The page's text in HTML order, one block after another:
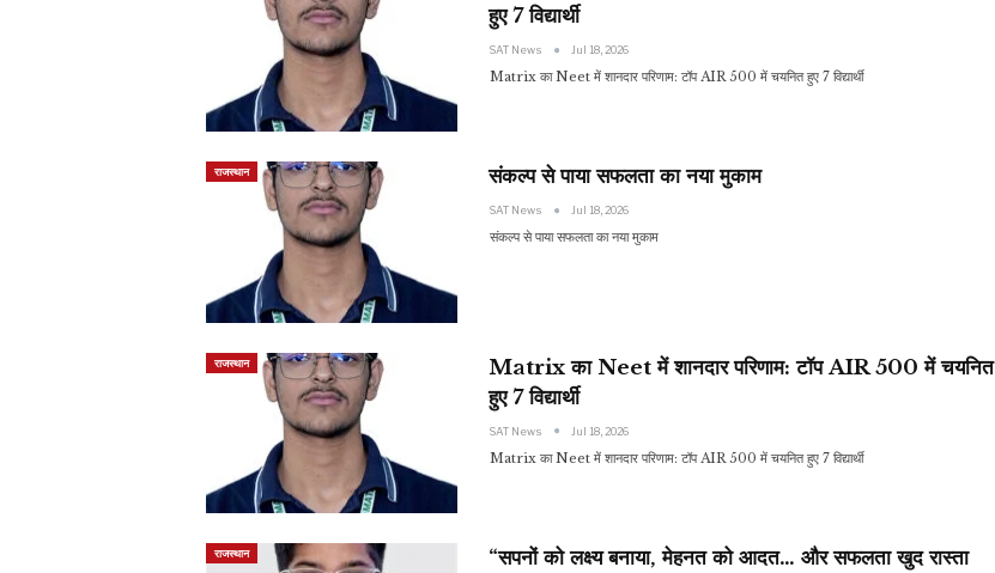
हुए 7 विद्यार्थी
SAT News Jul 18, 2026
Matrix का Neet में शानदार परिणाम: टॉप AIR 500 में चयनित हुए 7 विद्यार्थी
राजस्थान संकल्प से पाया सफलता का नया मुकाम
SAT News Jul 18, 2026
संकल्प से पाया सफलता का नया मुकाम
राजस्थान
Matrix का Neet में शानदार परिणाम: टॉप AIR 500 में चयनित
हुए 7 विद्यार्थी
SAT News Jul 18, 2026
Matrix का Neet में शानदार परिणाम: टॉप AIR 500 में चयनित हुए 7 विद्यार्थी
राजस्थान
“सपनों को लक्ष्य बनाया, मेहनत को आदत… और सफलता खुद रास्ता